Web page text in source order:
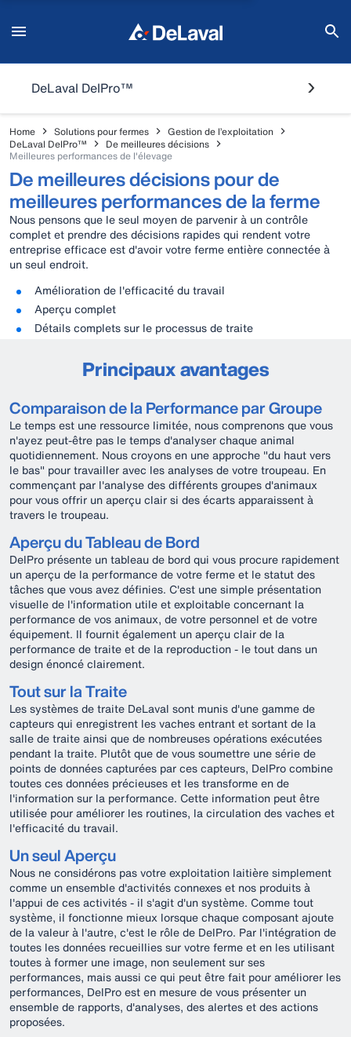
DeLaval DelPro™
Home Solutions pour fermes
Gestion de l’exploitation
DeLaval DelPro™
De meilleures décisions
Meilleures performances de l'élevage
De meilleures décisions pour de
meilleures performances de la ferme
Nous pensons que le seul moyen de parvenir à un contrôle
complet et prendre des décisions rapides qui rendent votre
entreprise efficace est d'avoir votre ferme entière connectée à
un seul endroit.
Amélioration de l'efficacité du travail
Aperçu complet
Détails complets sur le processus de traite
Principaux avantages
Comparaison de la Performance par Groupe
Le temps est une ressource limitée, nous comprenons que vous
n'ayez peut-être pas le temps d'analyser chaque animal
quotidiennement. Nous croyons en une approche "du haut vers
le bas" pour travailler avec les analyses de votre troupeau. En
commençant par l'analyse des différents groupes d'animaux
pour vous offrir un aperçu clair si des écarts apparaissent à
travers le troupeau.
Aperçu du Tableau de Bord
DelPro présente un tableau de bord qui vous procure rapidement
un aperçu de la performance de votre ferme et le statut des
tâches que vous avez définies. C'est une simple présentation
visuelle de l'information utile et exploitable concernant la
performance de vos animaux, de votre personnel et de votre
équipement. Il fournit également un aperçu clair de la
performance de traite et de la reproduction - le tout dans un
design énoncé clairement.
Tout sur la Traite
Les systèmes de traite DeLaval sont munis d'une gamme de
capteurs qui enregistrent les vaches entrant et sortant de la
salle de traite ainsi que de nombreuses opérations exécutées
pendant la traite. Plutôt que de vous soumettre une série de
points de données capturées par ces capteurs, DelPro combine
toutes ces données précieuses et les transforme en de
l'information sur la performance. Cette information peut être
utilisée pour améliorer les routines, la circulation des vaches et
l'efficacité du travail.
Un seul Aperçu
Nous ne considérons pas votre exploitation laitière simplement
comme un ensemble d'activités connexes et nos produits à
l'appui de ces activités - il s'agit d'un système. Comme tout
système, il fonctionne mieux lorsque chaque composant ajoute
de la valeur à l'autre, c'est le rôle de DelPro. Par l'intégration de
toutes les données recueillies sur votre ferme et en les utilisant
toutes à former une image, non seulement sur ses
performances, mais aussi ce qui peut être fait pour améliorer les
performances, DelPro est en mesure de vous présenter un
ensemble de rapports, d'analyses, des alertes et des actions
proposées.